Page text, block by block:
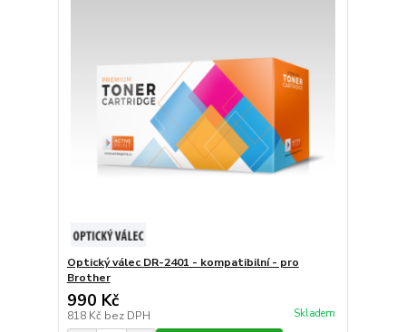
Optický válec DR-2401 - kompatibilní - pro
Brother
990 Kč
818 Kč bez DPH Skladem